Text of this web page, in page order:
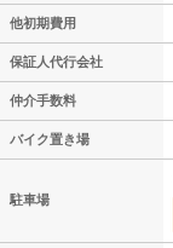
他初期費用
保証人代行会社
仲介手数料
バイク置き場
駐車場